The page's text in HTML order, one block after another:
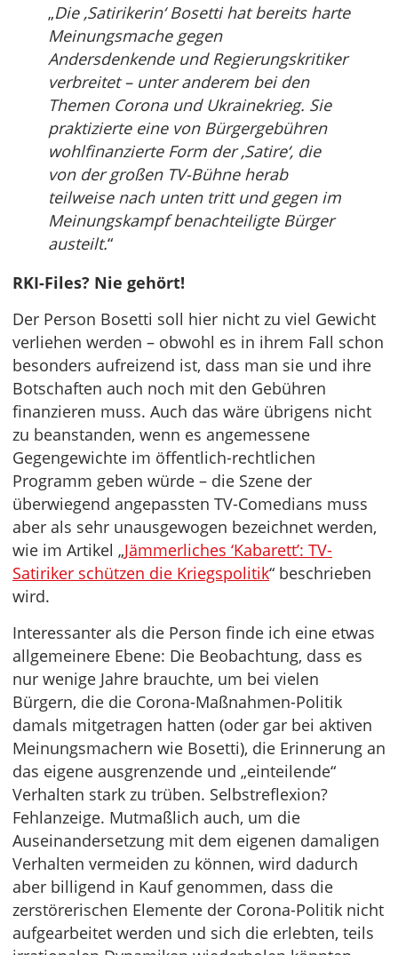
„Die ‚Satirikerin‘ Bosetti hat bereits harte
Meinungsmache gegen
Andersdenkende und Regierungskritiker
verbreitet – unter anderem bei den
Themen Corona und Ukrainekrieg. Sie
praktizierte eine von Bürgergebühren
wohlfinanzierte Form der ‚Satire‘, die
von der großen TV-Bühne herab
teilweise nach unten tritt und gegen im
Meinungskampf benachteiligte Bürger
austeilt.“
RKI-Files? Nie gehört!
Der Person Bosetti soll hier nicht zu viel Gewicht
verliehen werden – obwohl es in ihrem Fall schon
besonders aufreizend ist, dass man sie und ihre
Botschaften auch noch mit den Gebühren
finanzieren muss. Auch das wäre übrigens nicht
zu beanstanden, wenn es angemessene
Gegengewichte im öffentlich-rechtlichen
Programm geben würde – die Szene der
überwiegend angepassten TV-Comedians muss
aber als sehr unausgewogen bezeichnet werden,
wie im Artikel „Jämmerliches ‘Kabarett’: TV-
Satiriker schützen die Kriegspolitik“ beschrieben
wird.
Interessanter als die Person finde ich eine etwas
allgemeinere Ebene: Die Beobachtung, dass es
nur wenige Jahre brauchte, um bei vielen
Bürgern, die die Corona-Maßnahmen-Politik
damals mitgetragen hatten (oder gar bei aktiven
Meinungsmachern wie Bosetti), die Erinnerung an
das eigene ausgrenzende und „einteilende“
Verhalten stark zu trüben. Selbstreflexion?
Fehlanzeige. Mutmaßlich auch, um die
Auseinandersetzung mit dem eigenen damaligen
Verhalten vermeiden zu können, wird dadurch
aber billigend in Kauf genommen, dass die
zerstörerischen Elemente der Corona-Politik nicht
aufgearbeitet werden und sich die erlebten, teils